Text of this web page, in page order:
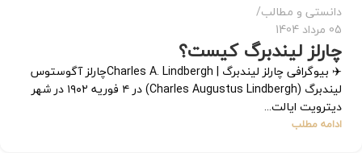
دانستی و مطالب
05 مرداد 1404
چارلز لیندبرگ کیست؟
✈️ بیوگرافی چارلز لیندبرگ | Charles A. Lindberghچارلز آگوستوس
لیندبرگ (Charles Augustus Lindbergh) در ۴ فوریه ۱۹۰۲ در شهر
دیترویت ایالت...
ادامه مطلب